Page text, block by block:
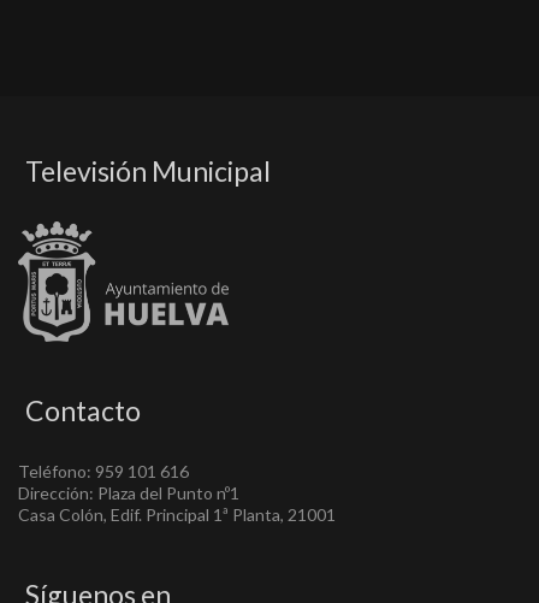
Televisión Municipal
Contacto
Teléfono: 959 101 616
Dirección: Plaza del Punto nº1
Casa Colón, Edif. Principal 1ª Planta, 21001
Síguenos en